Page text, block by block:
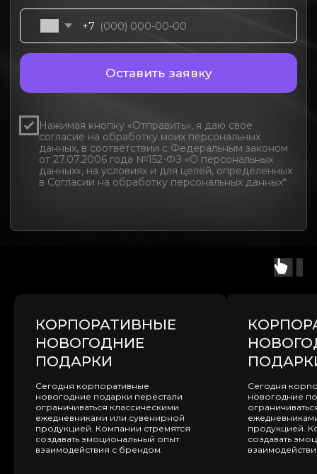
КОРПОРАТИВНЫЕ
НОВОГОДНИЕ
ПОДАРКИ
Сегодня корпоративные
новогодние подарки перестали
ограничиваться классическими
ежедневниками или сувенирной
продукцией. Компании стремятся
создавать эмоциональный опыт
взаимодействия с брендом.
Сегодня
новогодние
продукцией.
создавать